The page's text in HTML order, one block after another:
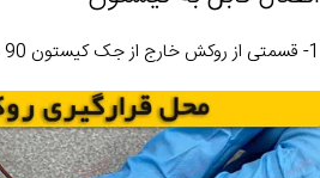
1- قسمتی از روکش خارج از جک کیستون 90 درجه باقی می ماند.